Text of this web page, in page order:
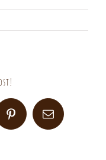
PinterestEmail